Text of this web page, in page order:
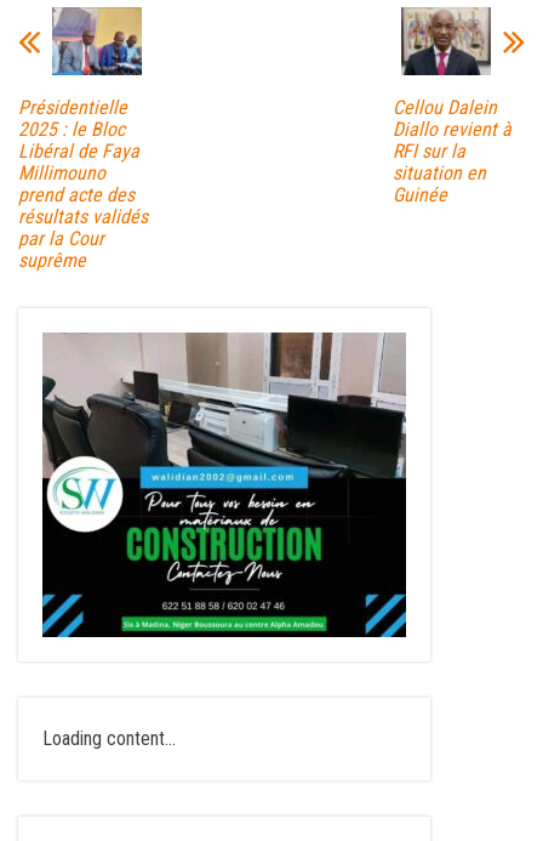
Présidentielle
2025 : le Bloc
Libéral de Faya
Millimouno
prend acte des
résultats validés
par la Cour
suprême
Cellou Dalein
Diallo revient à
RFI sur la
situation en
Guinée
Loading content...